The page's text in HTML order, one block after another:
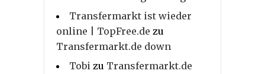
Transfermarkt ist wieder
online | TopFree.de zu
Transfermarkt.de down
Tobi zu Transfermarkt.de